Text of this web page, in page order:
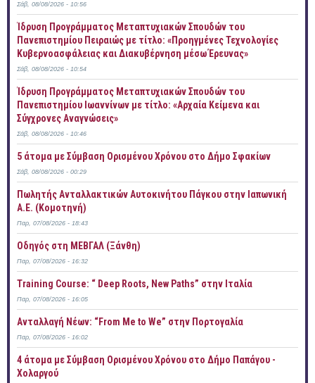
Σάβ, 08/08/2026 - 10:56
Ίδρυση Προγράμματος Μεταπτυχιακών Σπουδών του
Πανεπιστημίου Πειραιώς με τίτλο: «Προηγμένες Τεχνολογίες
Κυβερνοασφάλειας και Διακυβέρνηση μέσω Έρευνας»
Σάβ, 08/08/2026 - 10:54
Ίδρυση Προγράμματος Μεταπτυχιακών Σπουδών του
Πανεπιστημίου Ιωαννίνων με τίτλο: «Αρχαία Κείμενα και
Σύγχρονες Αναγνώσεις»
Σάβ, 08/08/2026 - 10:46
5 άτομα με Σύμβαση Ορισμένου Χρόνου στο Δήμο Σφακίων
Σάβ, 08/08/2026 - 00:29
Πωλητής Ανταλλακτικών Αυτοκινήτου Πάγκου στην Ιαπωνική
Α.Ε. (Κομοτηνή)
Παρ, 07/08/2026 - 18:43
Οδηγός στη ΜΕΒΓΑΛ (Ξάνθη)
Παρ, 07/08/2026 - 16:32
Training Course: “ Deep Roots, New Paths” στην Ιταλία
Παρ, 07/08/2026 - 16:05
Ανταλλαγή Νέων: “From Me to We” στην Πορτογαλία
Παρ, 07/08/2026 - 16:02
4 άτομα με Σύμβαση Ορισμένου Χρόνου στο Δήμο Παπάγου -
Χολαργού